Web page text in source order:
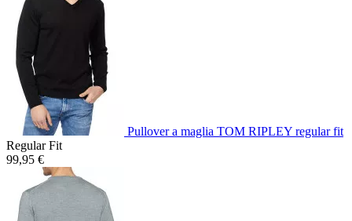
Pullover a maglia TOM RIPLEY regular fit
Regular Fit
99,95 €